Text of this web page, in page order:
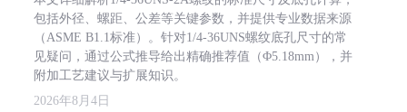
包括外径、螺距、公差等关键参数，并提供专业数据来源
（ASME B1.1标准）。针对1/4-36UNS螺纹底孔尺寸的常
见疑问，通过公式推导给出精确推荐值（Φ5.18mm），并
附加工艺建议与扩展知识。
2026年8月4日